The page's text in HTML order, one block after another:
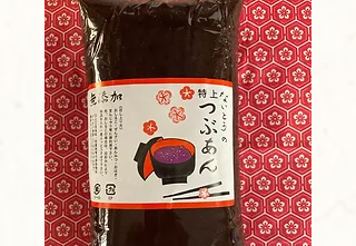
東京都葛飾区西新小岩4丁目6-11
tel.03-3691-6238 fax.03-3696-1374